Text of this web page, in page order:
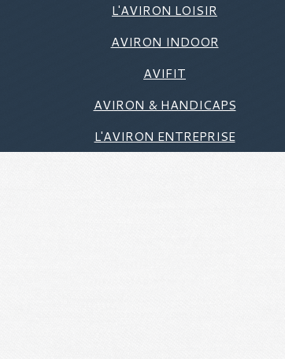
L'AVIRON LOISIR
AVIRON INDOOR
AVIFIT
AVIRON & HANDICAPS
L'AVIRON ENTREPRISE